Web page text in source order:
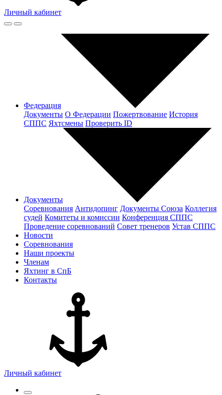
Личный кабинет
Федерация
Документы О Федерации Пожертвование История
СППС Яхтсмены Проверить ID
Документы
Соревнования Антидопинг Документы Cоюза Коллегия
судей Комитеты и комиссии Конференция СППС
Проведение соревнований Совет тренеров Устав СППС
Новости
Соревнования
Наши проекты
Членам
Яхтинг в СпБ
Контакты
Личный кабинет